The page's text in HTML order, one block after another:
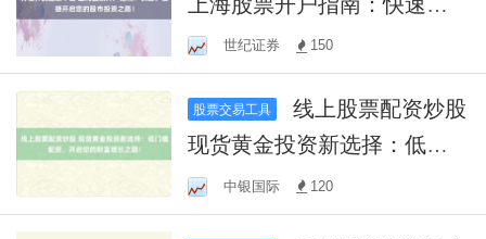
便捷开启您的股市投资之
路！
世纪证券 150
股票交易工具
线上股票配资炒股
现货黄金投资新选择：低门
槛配资，开启您的财富增长
之路！
中银国际 120